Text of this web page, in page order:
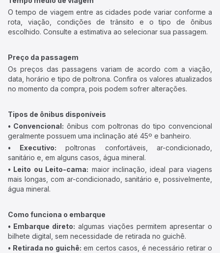
O tempo de viagem entre as cidades pode variar conforme a
rota, viação, condições de trânsito e o tipo de ônibus
escolhido. Consulte a estimativa ao selecionar sua passagem.
Preço da passagem
Os preços das passagens variam de acordo com a viação,
data, horário e tipo de poltrona. Confira os valores atualizados
no momento da compra, pois podem sofrer alterações.
Tipos de ônibus disponíveis
• Convencional: ônibus com poltronas do tipo convencional
geralmente possuem uma inclinação até 45º e banheiro.
• Executivo: poltronas confortáveis, ar-condicionado,
sanitário e, em alguns casos, água mineral.
• Leito ou Leito-cama: maior inclinação, ideal para viagens
mais longas, com ar-condicionado, sanitário e, possivelmente,
água mineral.
Como funciona o embarque
• Embarque direto: algumas viações permitem apresentar o
bilhete digital, sem necessidade de retirada no guichê.
• Retirada no guichê: em certos casos, é necessário retirar o